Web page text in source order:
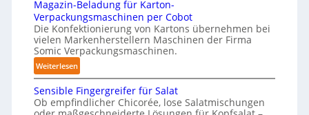
c
a
l
A
h
a
u
s
r
k
u
n
e
n
v
n
s
t
l
c
h
Magazin-Beladung für Karton-
Verpackungsmaschinen per Cobot
Die Konfektionierung von Kartons übernehmen bei
vielen Markenherstellern Maschinen der Firma
Somic Verpackungsmaschinen.
Weiterlesen:
M
a
g
Sensible Fingergreifer für Salat
Ob empfindlicher Chicorée, lose Salatmischungen